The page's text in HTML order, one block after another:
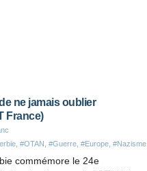
ne jamais oublier
France)
#OTAN #Guerre #Europe #Nazisme
commémore le 24e